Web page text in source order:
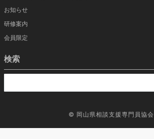
お知らせ
研修案内
会員限定
検索
© 岡山県相談支援専門員協会